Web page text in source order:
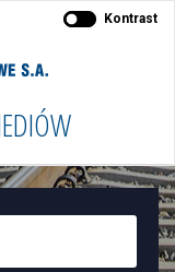
Kontrast